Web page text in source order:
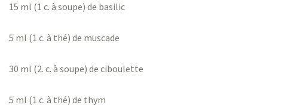
15 ml (1 c. à soupe) de basilic
5 ml (1 c. à thé) de muscade
30 ml (2. c. à soupe) de ciboulette
5 ml (1 c. à thé) de thym